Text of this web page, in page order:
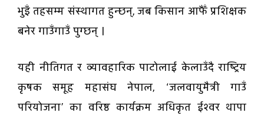
भुइँ तहसम्म संस्थागत हुन्छन्, जब किसान आफैँ प्रशिक्षक
बनेर गाउँगाउँ पुग्छन् ।
यही नीतिगत र व्यावहारिक पाटोलाई केलाउँदै राष्ट्रिय
कृषक समूह महासंघ नेपाल, ‘जलवायुमैत्री गाउँ
परियोजना’ का वरिष्ठ कार्यक्रम अधिकृत ईश्वर थापा